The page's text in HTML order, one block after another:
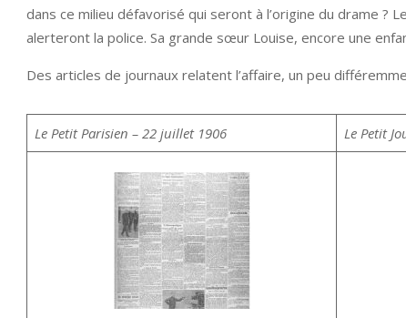
dans ce milieu défavorisé qui seront à l’origine du drame ?
alerteront la police. Sa grande sœur Louise, encore une
Des articles de journaux relatent l’affaire, un peu
Le Petit Parisien – 22 juillet 1906 Le Petit